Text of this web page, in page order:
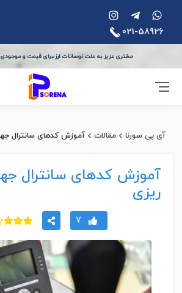
021-58926
مشتری عزیز به علت نوسانات ارز،برای قیمت و
آی پی سورنا مقالات آموزش کدهای سانترال
آموزش کدهای سانترال
ریزی
7